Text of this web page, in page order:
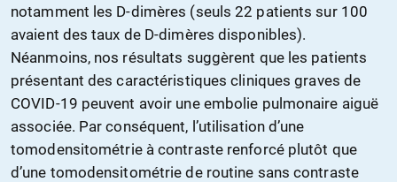
notamment les D-dimères (seuls 22 patients sur 100
avaient des taux de D-dimères disponibles).
Néanmoins, nos résultats suggèrent que les patients
présentant des caractéristiques cliniques graves de
COVID-19 peuvent avoir une embolie pulmonaire aiguë
associée. Par conséquent, l’utilisation d’une
tomodensitométrie à contraste renforcé plutôt que
d’une tomodensitométrie de routine sans contraste